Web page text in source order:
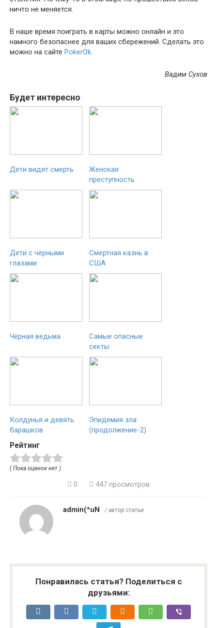
ничто не меняется.
В наше время поиграть в карты можно онлайн и это
намного безопаснее для ваших сбережений. Сделать это
можно на сайте PokerOk.
Вадим Сухов
Будет интересно
Дети видят смерть
Женская
преступность
Дети с чёрными
глазами
Смертная казнь в
США
Чёрная ведьма
Самые опасные
секты
Колдунья и девять
барашков
Эпидемия зла
(продолжение-2)
Рейтинг
( Пока оценок нет )
0 447 просмотров
admin(*uN / автор статьи
Понравилась статья? Поделиться с
друзьями: